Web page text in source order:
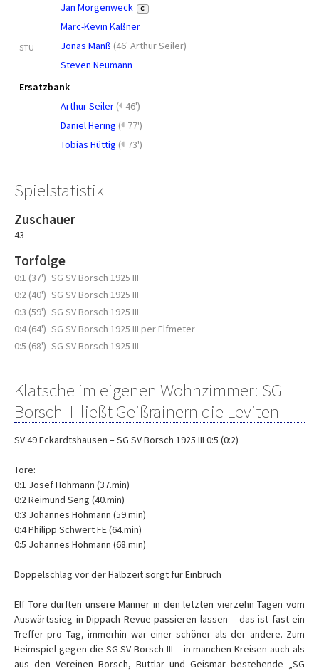
Jan Morgenweck
C
Marc-Kevin Kaßner
STU Jonas Manß (46' Arthur Seiler)
Steven Neumann
Ersatzbank
Arthur Seiler ( 46')
Daniel Hering ( 77')
Tobias Hüttig ( 73')
Spielstatistik
Zuschauer
43
Torfolge
0:1 (37') SG SV Borsch 1925 III
0:2 (40') SG SV Borsch 1925 III
0:3 (59') SG SV Borsch 1925 III
0:4 (64') SG SV Borsch 1925 III per Elfmeter
0:5 (68') SG SV Borsch 1925 III
Klatsche im eigenen Wohnzimmer: SG
Borsch III ließt Geißrainern die Leviten
SV 49 Eckardtshausen – SG SV Borsch 1925 III 0:5 (0:2)
Tore:
0:1 Josef Hohmann (37.min)
0:2 Reimund Seng (40.min)
0:3 Johannes Hohmann (59.min)
0:4 Philipp Schwert FE (64.min)
0:5 Johannes Hohmann (68.min)
Doppelschlag vor der Halbzeit sorgt für Einbruch
Elf Tore durften unsere Männer in den letzten vierzehn Tagen vom
Auswärtssieg in Dippach Revue passieren lassen – das ist fast ein
Treffer pro Tag, immerhin war einer schöner als der andere. Zum
Heimspiel gegen die SG SV Borsch III – in manchen Kreisen auch als
aus den Vereinen Borsch, Buttlar und Geismar bestehende „SG